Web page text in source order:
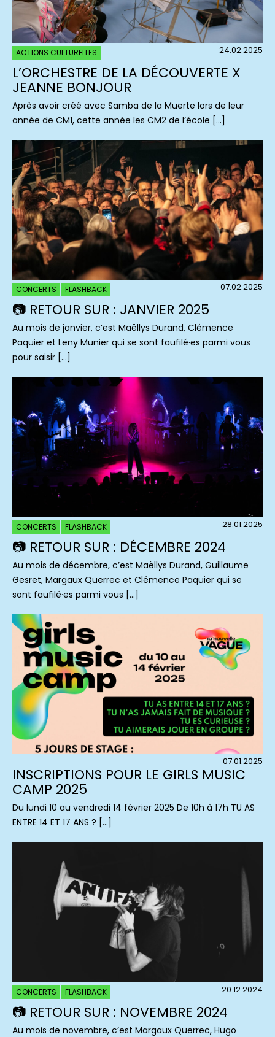
ACTIONS CULTURELLES 24.02.2025
L’ORCHESTRE DE LA DÉCOUVERTE X
JEANNE BONJOUR
Après avoir créé avec Samba de la Muerte lors de leur
année de CM1, cette année les CM2 de l’école […]
CONCERTS FLASHBACK 07.02.2025
📷 RETOUR SUR : JANVIER 2025
Au mois de janvier, c’est Maëllys Durand, Clémence
Paquier et Leny Munier qui se sont faufilé·es parmi vous
pour saisir […]
CONCERTS FLASHBACK 28.01.2025
📷 RETOUR SUR : DÉCEMBRE 2024
Au mois de décembre, c’est Maëllys Durand, Guillaume
Gesret, Margaux Querrec et Clémence Paquier qui se
sont faufilé·es parmi vous […]
07.01.2025
INSCRIPTIONS POUR LE GIRLS MUSIC
CAMP 2025
Du lundi 10 au vendredi 14 février 2025 De 10h à 17h TU AS
ENTRE 14 ET 17 ANS ? […]
CONCERTS FLASHBACK 20.12.2024
📷 RETOUR SUR : NOVEMBRE 2024
Au mois de novembre, c’est Margaux Querrec, Hugo